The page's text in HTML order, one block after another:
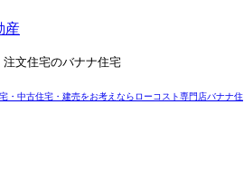
産
文住宅のバナナ住宅
・中古住宅・建売をお考えならローコスト専門店バナナ住